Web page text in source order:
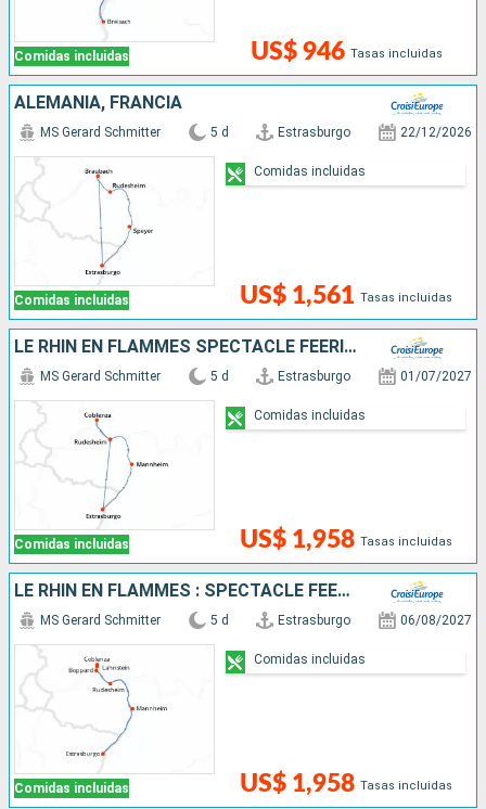
Comidas incluidas US$ 946 Tasas incluidas
ALEMANIA, FRANCIA
Comidas incluidas
MS Gerard Schmitter 5 d Estrasburgo 22/12/2026
US$ 1,561 Tasas incluidas
Comidas incluidas
LE RHIN EN FLAMMES SPECTACLE FÉERIQUE AU FIL DE L'EAU(FORMULE PORT-PORT)
Comidas incluidas
MS Gerard Schmitter 5 d Estrasburgo 01/07/2027
US$ 1,958 Tasas incluidas
Comidas incluidas
LE RHIN EN FLAMMES : SPECTACLE FÉERIQUE AU FIL DE L'EAU
Comidas incluidas
MS Gerard Schmitter 5 d Estrasburgo 06/08/2027
US$ 1,958 Tasas incluidas
Comidas incluidas